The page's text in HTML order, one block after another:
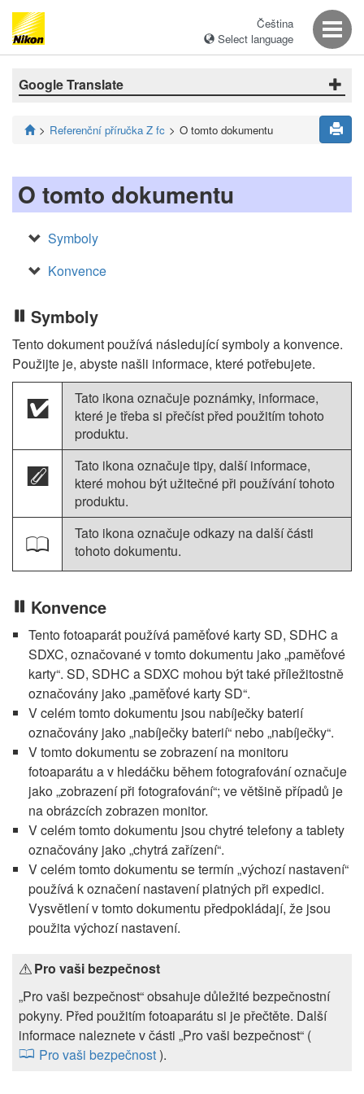
Čeština
Select language
Google Translate
Referenční příručka Z fc O tomto dokumentu
O tomto dokumentu
Symboly
Konvence
Symboly
Tento dokument používá následující symboly a konvence.
Použijte je, abyste našli informace, které potřebujete.
D
Tato ikona označuje poznámky, informace,
které je třeba si přečíst před použitím tohoto
produktu.
A
Tato ikona označuje tipy, další informace,
které mohou být užitečné při používání tohoto
produktu.
0
Tato ikona označuje odkazy na další části
tohoto dokumentu.
Konvence
Tento fotoaparát používá paměťové karty SD, SDHC a
SDXC, označované v tomto dokumentu jako „paměťové
karty“. SD, SDHC a SDXC mohou být také příležitostně
označovány jako „paměťové karty SD“.
V celém tomto dokumentu jsou nabíječky baterií
označovány jako „nabíječky baterií“ nebo „nabíječky“.
V tomto dokumentu se zobrazení na monitoru
fotoaparátu a v hledáčku během fotografování označuje
jako „zobrazení při fotografování“; ve většině případů je
na obrázcích zobrazen monitor.
V celém tomto dokumentu jsou chytré telefony a tablety
označovány jako „chytrá zařízení“.
V celém tomto dokumentu se termín „výchozí nastavení“
používá k označení nastavení platných při expedici.
Vysvětlení v tomto dokumentu předpokládají, že jsou
použita výchozí nastavení.
Pro vaši bezpečnost
„Pro vaši bezpečnost“ obsahuje důležité bezpečnostní
pokyny. Před použitím fotoaparátu si je přečtěte. Další
informace naleznete v části „Pro vaši bezpečnost“ (
Pro vaši bezpečnost).